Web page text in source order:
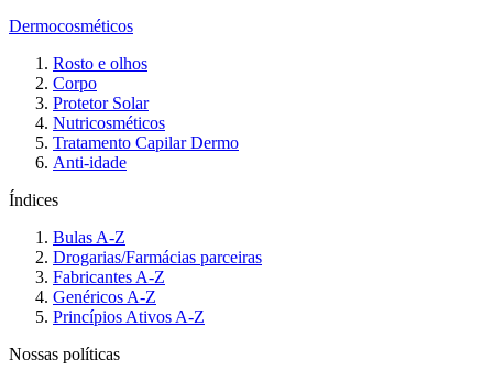
Dermocosméticos
Rosto e olhos
Corpo
Protetor Solar
Nutricosméticos
Tratamento Capilar Dermo
Anti-idade
Índices
Bulas A-Z
Drogarias/Farmácias parceiras
Fabricantes A-Z
Genéricos A-Z
Princípios Ativos A-Z
Nossas políticas